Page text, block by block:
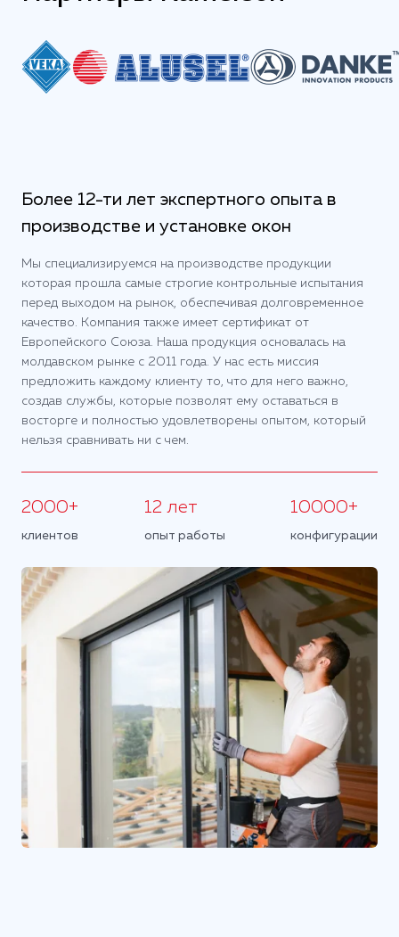
Более 12-ти лет экспертного опыта в
производстве и установке окон
Мы специализируемся на производстве продукции
которая прошла самые строгие контрольные испытания
перед выходом на рынок, обеспечивая долговременное
качество. Компания также имеет сертификат от
Европейского Союза. Наша продукция основалась на
молдавском рынке с 2011 года. У нас есть миссия
предложить каждому клиенту то, что для него важно,
создав службы, которые позволят ему оставаться в
восторге и полностью удовлетворены опытом, который
нельзя сравнивать ни с чем.
2000+
клиентов
12 лет
опыт работы
10000+
конфигурации